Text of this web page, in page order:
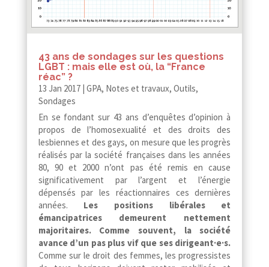
43 ans de sondages sur les questions
LGBT : mais elle est où, la “France
réac” ?
13 Jan 2017| GPA, Notes et travaux, Outils,
Sondages
En se fondant sur 43 ans d’enquêtes d’opinion à
propos de l’homosexualité et des droits des
lesbiennes et des gays, on mesure que les progrès
réalisés par la société françaises dans les années
80, 90 et 2000 n’ont pas été remis en cause
significativement par l’argent et l’énergie
dépensés par les réactionnaires ces dernières
années. Les positions libérales et
émancipatrices demeurent nettement
majoritaires. Comme souvent, la société
avance d’un pas plus vif que ses dirigeant·e·s.
Comme sur le droit des femmes, les progressistes